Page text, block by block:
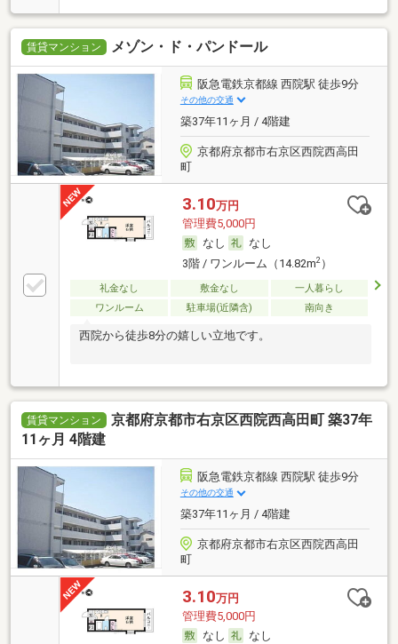
賃貸マンション メゾン・ド・パンドール
阪急電鉄京都線 西院駅 徒歩9分
その他の交通
築37年11ヶ月 / 4階建
京都府京都市右京区西院西高田
町
3.10万円
管理費5,000円
なし
なし
3階 / ワンルーム（14.82m2）
礼金なし 敷金なし
一人暮らし
ワンルーム
駐車場(近隣含) 南向き
西院から徒歩8分の嬉しい立地です。
賃貸マンション
京都府京都市右京区西院西高田町 築37年
11ヶ月 4階建
阪急電鉄京都線 西院駅 徒歩9分
その他の交通
築37年11ヶ月 / 4階建
京都府京都市右京区西院西高田
町
3.10万円
管理費5,000円
なし
なし